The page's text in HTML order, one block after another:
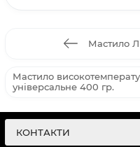
Мастило
Мастило
універсальне 400 гр.
КОНТАКТИ